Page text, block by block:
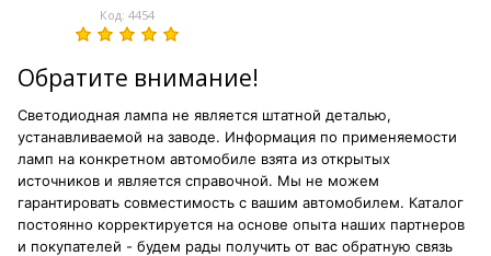
Код: 4454
Обратите внимание!
Светодиодная лампа не является штатной деталью,
устанавливаемой на заводе. Информация по применяемости
ламп на конкретном автомобиле взята из открытых
источников и является справочной. Мы не можем
гарантировать совместимость с вашим автомобилем. Каталог
постоянно корректируется на основе опыта наших партнеров
и покупателей - будем рады получить от вас обратную связь